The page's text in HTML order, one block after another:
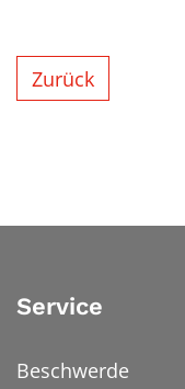
Zurück
Service
Beschwerde